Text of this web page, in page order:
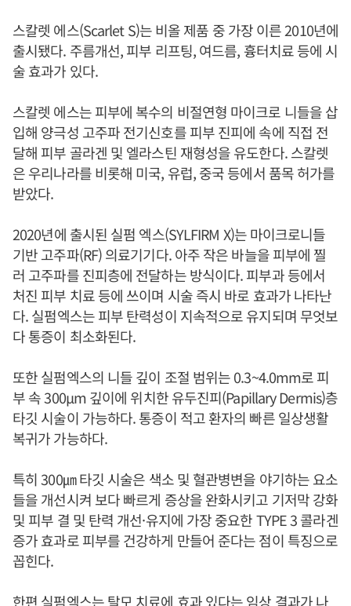
스칼렛 에스(Scarlet S)는 비올 제품 중 가장 이른 2010년에
출시됐다. 주름개선, 피부 리프팅, 여드름, 흉터치료 등에 시
술 효과가 있다.
스칼렛 에스는 피부에 복수의 비절연형 마이크로 니들을 삽
입해 양극성 고주파 전기신호를 피부 진피에 속에 직접 전
달해 피부 골라겐 및 엘라스틴 재형성을 유도한다. 스칼렛
은 우리나라를 비롯해 미국, 유럽, 중국 등에서 품목 허가를
받았다.
2020년에 출시된 실펌 엑스(SYLFIRM X)는 마이크로니들
기반 고주파(RF) 의료기기다. 아주 작은 바늘을 피부에 찔
러 고주파를 진피층에 전달하는 방식이다. 피부과 등에서
처진 피부 치료 등에 쓰이며 시술 즉시 바로 효과가 나타난
다. 실펌엑스는 피부 탄력성이 지속적으로 유지되며 무엇보
다 통증이 최소화된다.
또한 실펌엑스의 니들 깊이 조절 범위는 0.3~4.0mm로 피
부 속 300μm 깊이에 위치한 유두진피(Papillary Dermis)층
타깃 시술이 가능하다. 통증이 적고 환자의 빠른 일상생활
복귀가 가능하다.
특히 300㎛ 타깃 시술은 색소 및 혈관병변을 야기하는 요소
들을 개선시켜 보다 빠르게 증상을 완화시키고 기저막 강화
및 피부 결 및 탄력 개선·유지에 가장 중요한 TYPE 3 콜라겐
증가 효과로 피부를 건강하게 만들어 준다는 점이 특징으로
꼽힌다.
한편 실펌엑스는 탈모 치료에 효과 있다는 임상 결과가 나